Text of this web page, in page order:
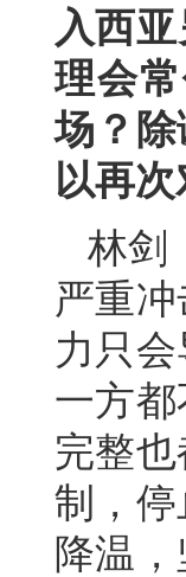
入西
理会
场？
以再
林剑
严重
力只
一方
完整
制，
降温